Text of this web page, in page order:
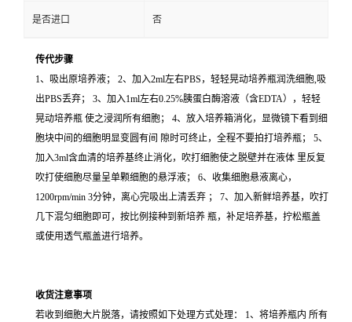
是否进口 否
传代步骤
1、吸出原培养液； 2、加入2ml左右PBS，轻轻晃动培养瓶润洗细胞,吸
出PBS丢弃； 3、加入1ml左右0.25%胰蛋白酶溶液（含EDTA），轻轻
晃动培养瓶 使之浸润所有细胞； 4、放入培养箱消化，显微镜下看到细
胞块中间的细胞明显变圆有间 隙时可终止，全程不要拍打培养瓶； 5、
加入3ml含血清的培养基终止消化，吹打细胞使之脱壁并在液体 里反复
吹打使细胞尽量呈单颗细胞的悬浮液； 6、收集细胞悬液离心，
1200rpm/min 3分钟，离心完吸出上清丢弃 ； 7、加入新鲜培养基，吹打
几下混匀细胞即可，按比例接种到新培养 瓶，补足培养基，拧松瓶盖
或使用透气瓶盖进行培养。
收货注意事项
若收到细胞大片脱落，请按照如下处理方式处理： 1、将培养瓶内 所有